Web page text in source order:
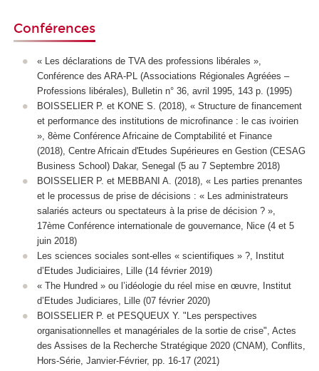
Conférences
« Les déclarations de TVA des professions libérales »,
Conférence des ARA-PL (Associations Régionales Agréées –
Professions libérales), Bulletin n° 36, avril 1995, 143 p. (1995)
BOISSELIER P. et KONE S. (2018), « Structure de financement
et performance des institutions de microfinance : le cas ivoirien
», 8ème Conférence Africaine de Comptabilité et Finance
(2018), Centre Africain d'Etudes Supérieures en Gestion (CESAG
Business School) Dakar, Senegal (5 au 7 Septembre 2018)
BOISSELIER P. et MEBBANI A. (2018), « Les parties prenantes
et le processus de prise de décisions : « Les administrateurs
salariés acteurs ou spectateurs à la prise de décision ? »,
17ème Conférence internationale de gouvernance, Nice (4 et 5
juin 2018)
Les sciences sociales sont-elles « scientifiques » ?, Institut
d’Etudes Judiciaires, Lille (14 février 2019)
« The Hundred » ou l’idéologie du réel mise en œuvre, Institut
d’Etudes Judiciares, Lille (07 février 2020)
BOISSELIER P. et PESQUEUX Y. "Les perspectives
organisationnelles et managériales de la sortie de crise", Actes
des Assises de la Recherche Stratégique 2020 (CNAM), Conflits,
Hors-Série, Janvier-Février, pp. 16-17 (2021)